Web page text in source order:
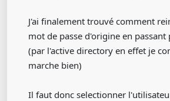
J'ai finalement trouvé comment
mot de passe d'origine en
(par l'active directory en effet je
marche bien)
Il faut donc selectionner